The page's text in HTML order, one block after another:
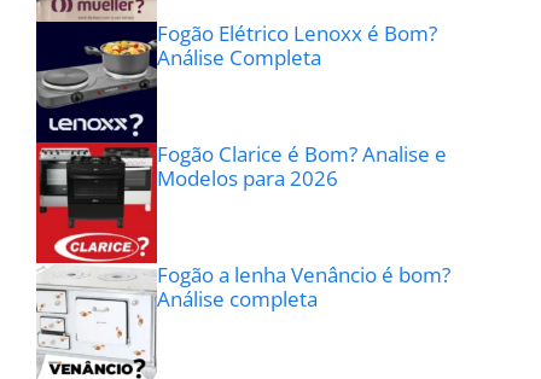
Fogão Elétrico Lenoxx é Bom?
Análise Completa
Fogão Clarice é Bom? Analise e
Modelos para 2026
Fogão a lenha Venâncio é bom?
Análise completa